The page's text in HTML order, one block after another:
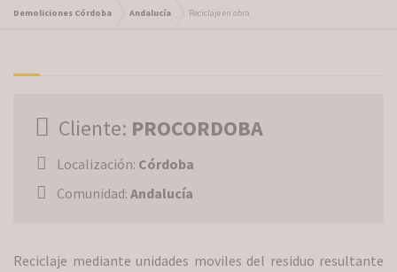
Demoliciones Córdoba Andalucía Reciclaje en obra
Cliente: PROCORDOBA
Localización: Córdoba
Comunidad: Andalucía
Reciclaje mediante unidades moviles del residuo resultante